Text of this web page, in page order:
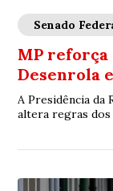
Senado
MP
Desenrola
A Presidência da
altera regras